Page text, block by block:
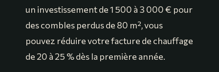
un investissement de 1 500 à 3 000 € pour
des combles perdus de 80 m², vous
pouvez réduire votre facture de chauffage
de 20 à 25 % dès la première année.